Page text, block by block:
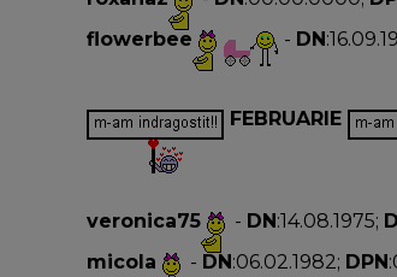
flowerbee
- DN
FEBRUARIE
veronica75 - DN:14.08.1975;
micola
- DN:06.02.1982; DPN